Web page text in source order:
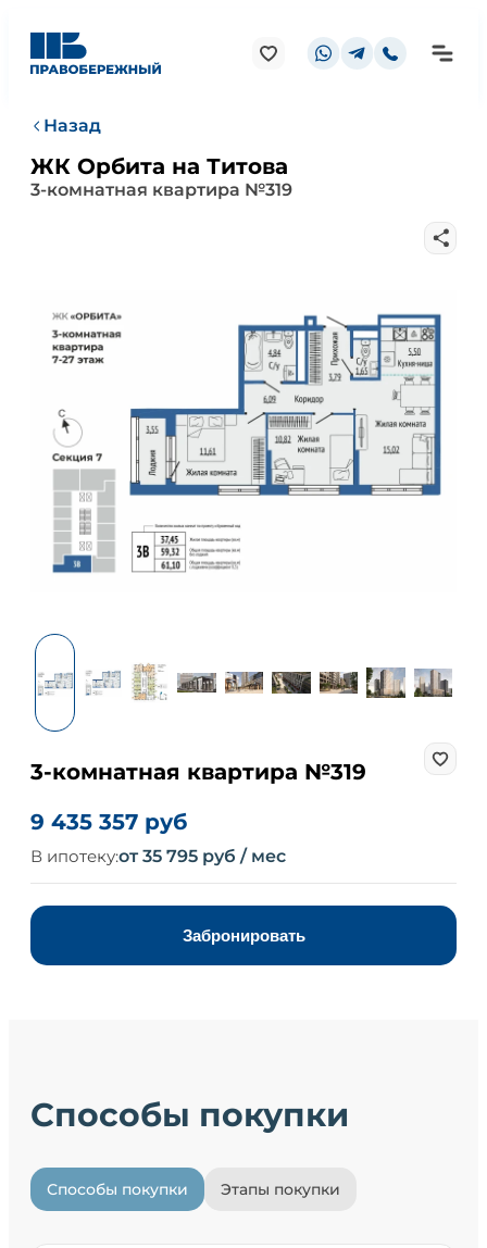
Назад
ЖК Орбита на Титова
3-комнатная квартира №319
3-комнатная квартира №319
9 435 357 руб
В ипотеку:от 35 795 руб / мес
Забронировать
Способы покупки
Способы покупки Этапы покупки